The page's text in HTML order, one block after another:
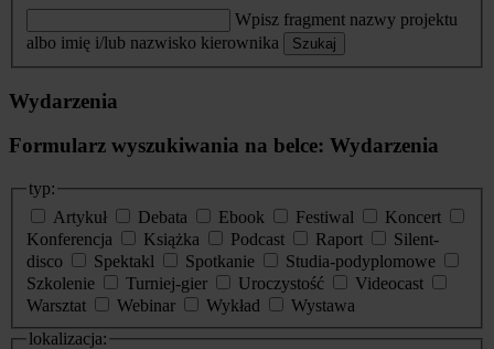
Wpisz fragment nazwy projektu
albo imię i/lub nazwisko kierownika
Szukaj
Wydarzenia
Formularz wyszukiwania na belce: Wydarzenia
typ:
Artykuł
Debata Ebook Festiwal
Koncert
Konferencja
Książka Podcast Raport
Silent-
disco
Spektakl Spotkanie
Studia-podyplomowe
Szkolenie
Turniej-gier Uroczystość
Videocast
Warsztat
Webinar Wykład
Wystawa
lokalizacja: